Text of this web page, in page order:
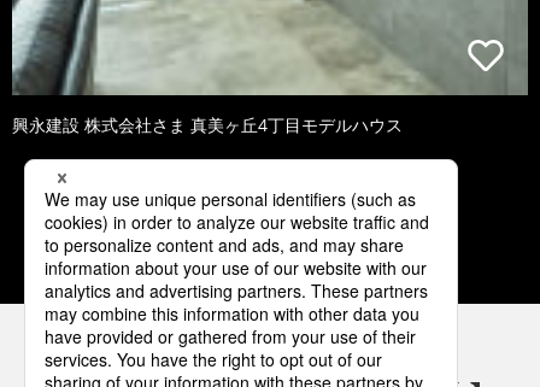
興永建設 株式会社さま 真美ヶ丘4丁目モデルハウス
2 3 4 5 6
パナソニックの電気設備 SNSアカウント